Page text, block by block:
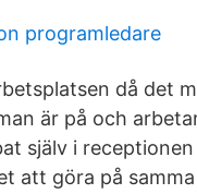
programledare
då det
är på och
själv i
att göra på